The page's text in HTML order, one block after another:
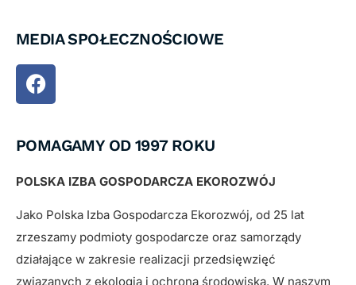
MEDIA SPOŁECZNOŚCIOWE
POMAGAMY OD 1997 ROKU
POLSKA IZBA GOSPODARCZA EKOROZWÓJ
Jako Polska Izba Gospodarcza Ekorozwój, od 25 lat
zrzeszamy podmioty gospodarcze oraz samorządy
działające w zakresie realizacji przedsięwzięć
związanych z ekologią i ochroną środowiska. W naszym